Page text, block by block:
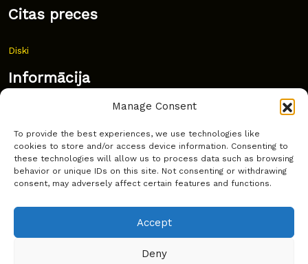
Manage Consent
To provide the best experiences, we use technologies like
cookies to store and/or access device information. Consenting to
these technologies will allow us to process data such as browsing
behavior or unique IDs on this site. Not consenting or withdrawing
consent, may adversely affect certain features and functions.
Accept
Deny
Citas preces
Diski
Informācija
Bieži uzdoti jautājumi
Kur pirkt?
Sīkdatņu politika